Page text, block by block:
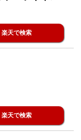
楽天で検索
楽天で検索